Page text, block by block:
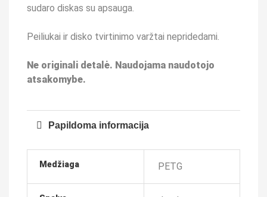
sudaro diskas su apsauga.
Peiliukai ir disko tvirtinimo varžtai nepridedami.
Ne originali detalė. Naudojama naudotojo
atsakomybe.
Papildoma informacija
Medžiaga PETG